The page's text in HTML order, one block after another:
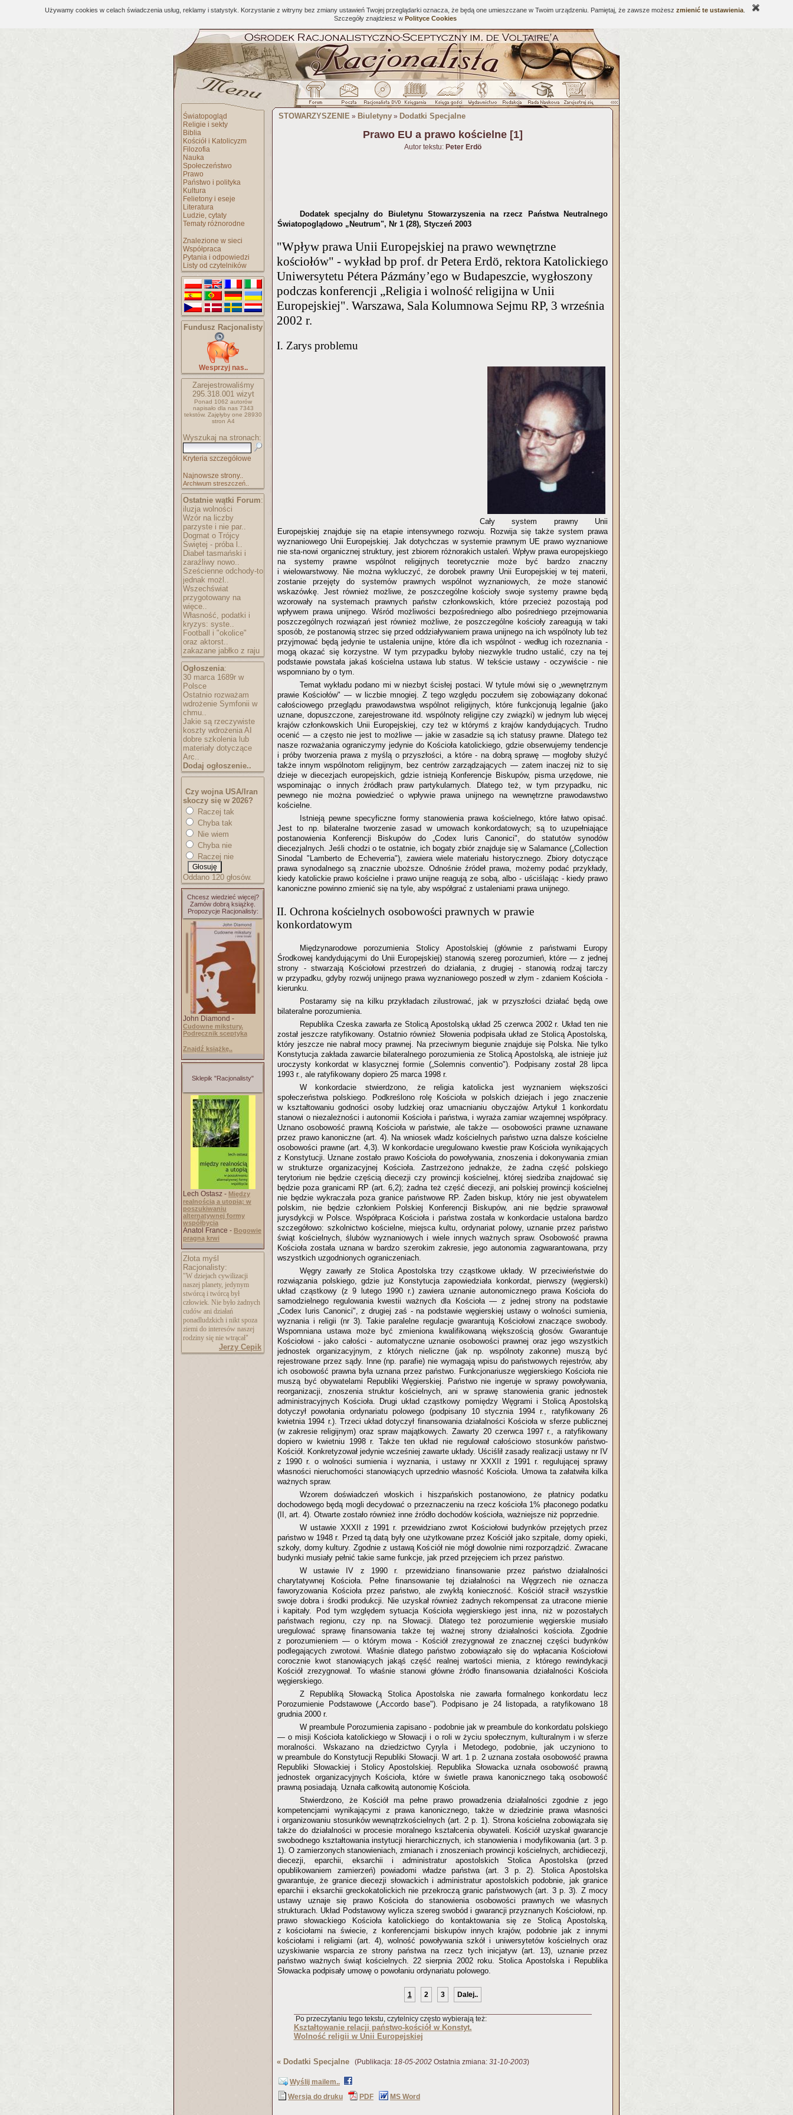
Używamy cookies w celach świadczenia usług, reklamy i statystyk. Korzystanie z witryny bez zmiany ustawień Twojej przeglądarki oznacza, że będą one umieszczane w Twoim urządzeniu. Pamiętaj, że zawsze możesz zmienić te ustawienia
Szczegóły znajdziesz w Polityce Cookies
Światopogląd
Religie i sekty
Biblia
Kościół i Katolicyzm
Filozofia
Nauka
Społeczeństwo
Prawo
Państwo i polityka
Kultura
Felietony i eseje
Literatura
Ludzie, cytaty
Tematy różnorodne
Znalezione w sieci
Współpraca
Pytania i odpowiedzi
Listy od czytelników
Fundusz Racjonalisty
Wesprzyj nas..
Zarejestrowaliśmy
295.318.001wizyt
Ponad 1062 autorów
napisało dla nas 7343
tekstów. Zajęłyby one 28930
stron A4
Wyszukaj na stronach:
Kryteria szczegółowe
Najnowsze strony..
Archiwum streszczeń..
Ostatnie wątki Forum:
iluzja wolności
Wzór na liczby
parzyste i nie par..
Dogmat o Trójcy
Świętej - próba l..
Diabeł tasmański i
zaraźliwy nowo..
Sześcienne odchody-to
jednak możl..
Wszechświat
przygotowany na
więce..
Własność, podatki i
kryzys: syste..
Football i "okolice"
oraz aktorst..
zakazane jabłko z raju
Ogłoszenia:
30 marca 1689r w
Polsce
Ostatnio rozważam
wdrożenie Symfonii w
chmu..
Jakie są rzeczywiste
koszty wdrożenia AI
dobre szkolenia lub
materiały dotyczące
Arc..
Dodaj ogłoszenie..
Czy wojna USA/Iran
skoczy się w 2026?
Raczej tak
Chyba tak
Nie wiem
Chyba nie
Raczej nie
Oddano 120 głosów.
Chcesz wiedzieć więcej?
Zamów dobrą książkę.
Propozycje Racjonalisty:
John Diamond -
Cudowne mikstury.
Podręcznik sceptyka
Znajdź książkę..
Sklepik "Racjonalisty"
Lech Ostasz - Między
realnością a utopią: w
poszukiwaniu
alternatywnej formy
współbycia
Anatol France - Bogowie
pragną krwi
Złota myśl
Racjonalisty:
"W dziejach cywilizacji
naszej planety, jedynym
stwórcą i twórcą był
człowiek. Nie było żadnych
cudów ani działań
ponadludzkich i nikt spoza
ziemi do interesów naszej
rodziny się nie wtrącał"
Jerzy Cepik
STOWARZYSZENIE » Biuletyny » Dodatki Specjalne
Prawo EU a prawo kościelne [1]
Autor tekstu: Peter Erdö
Dodatek specjalny do Biuletynu Stowarzyszenia na rzecz Państwa Neutralnego
Światopoglądowo „Neutrum", Nr 1 (28), Styczeń 2003
"Wpływ prawa Unii Europejskiej na prawo wewnętrzne
kościołów" - wykład bp prof. dr Petera Erdö, rektora Katolickiego
Uniwersytetu Pétera Pázmány’ego w Budapeszcie, wygłoszony
podczas konferencji „Religia i wolność religijna w Unii
Europejskiej". Warszawa, Sala Kolumnowa Sejmu RP, 3 września
2002 r.
I. Zarys problemu
Cały system prawny Unii
Europejskiej znajduje się na etapie intensywnego rozwoju. Rozwija się także system prawa
wyznaniowego Unii Europejskiej. Jak dotychczas w systemie prawnym UE prawo wyznaniowe
nie sta-nowi organicznej struktury, jest zbiorem różnorakich ustaleń. Wpływ prawa europejskiego
na systemy prawne wspólnot religijnych teoretycznie może być bardzo znaczny
i wielowarstwowy. Nie można wykluczyć, że dorobek prawny Unii Europejskiej w tej materii,
zostanie przejęty do systemów prawnych wspólnot wyznaniowych, że może stanowić
wskazówkę. Jest również możliwe, że poszczególne kościoły swoje systemy prawne będą
wzorowały na systemach prawnych państw członkowskich, które przecież pozostają pod
wpływem prawa unijnego. Wśród możliwości bezpośredniego albo pośredniego przejmowania
poszczególnych rozwiązań jest również możliwe, że poszczególne kościoły zareagują w taki
sposób, że postanowią strzec się przed oddziaływaniem prawa unijnego na ich wspólnoty lub też
przyjmować będą jedynie te ustalenia unijne, które dla ich wspólnot - według ich rozeznania -
mogą okazać się korzystne. W tym przypadku byłoby niezwykle trudno ustalić, czy na tej
podstawie powstała jakaś kościelna ustawa lub status. W tekście ustawy - oczywiście - nie
wspomniano by o tym.
Temat wykładu podano mi w niezbyt ścisłej postaci. W tytule mówi się o „wewnętrznym
prawie Kościołów" — w liczbie mnogiej. Z tego względu poczułem się zobowiązany dokonać
całościowego przeglądu prawodawstwa wspólnot religijnych, które funkcjonują legalnie (jako
uznane, dopuszczone, zarejestrowane itd. wspólnoty religijne czy związki) w jednym lub więcej
krajów członkowskich Unii Europejskiej, czy też w którymś z krajów kandydujących. Trudno
ocenić — a często nie jest to możliwe — jakie w zasadzie są ich statusy prawne. Dlatego też
nasze rozważania ograniczymy jedynie do Kościoła katolickiego, gdzie obserwujemy tendencje
i próby tworzenia prawa z myślą o przyszłości, a które - na dobrą sprawę — mogłoby służyć
także innym wspólnotom religijnym, bez centrów zarządzających — zatem inaczej niż to się
dzieje w diecezjach europejskich, gdzie istnieją Konferencje Biskupów, pisma urzędowe, nie
wspominając o innych źródłach praw partykularnych. Dlatego też, w tym przypadku, nic
pewnego nie można powiedzieć o wpływie prawa unijnego na wewnętrzne prawodawstwo
kościelne.
Istnieją pewne specyficzne formy stanowienia prawa kościelnego, które łatwo opisać.
Jest to np. bilateralne tworzenie zasad w umowach konkordatowych; są to uzupełniające
postanowienia Konferencji Biskupów do „Codex Iuris Canonici", do statutów synodów
diecezjalnych. Jeśli chodzi o te ostatnie, ich bogaty zbiór znajduje się w Salamance („Collection
Sinodal "Lamberto de Echeverria"), zawiera wiele materiału historycznego. Zbiory dotyczące
prawa synodalnego są znacznie uboższe. Odnośnie źródeł prawa, możemy podać przykłady,
kiedy katolickie prawo kościelne i prawo unijne reagują ze sobą, albo - uściślając - kiedy prawo
kanoniczne powinno zmienić się na tyle, aby współgrać z ustaleniami prawa unijnego.
II. Ochrona kościelnych osobowości prawnych w prawie
konkordatowym
Międzynarodowe porozumienia Stolicy Apostolskiej (głównie z państwami Europy
Środkowej kandydującymi do Unii Europejskiej) stanowią szereg porozumień, które — z jednej
strony - stwarzają Kościołowi przestrzeń do działania, z drugiej - stanowią rodzaj tarczy
w przypadku, gdyby rozwój unijnego prawa wyznaniowego poszedł w złym - zdaniem Kościoła -
kierunku.
Postaramy się na kilku przykładach zilustrować, jak w przyszłości działać będą owe
bilateralne porozumienia.
Republika Czeska zawarła ze Stolicą Apostolską układ 25 czerwca 2002 r. Układ ten nie
został jeszcze ratyfikowany. Ostatnio również Słowenia podpisała układ ze Stolicą Apostolską,
który jeszcze nie nabrał mocy prawnej. Na przeciwnym biegunie znajduje się Polska. Nie tylko
Konstytucja zakłada zawarcie bilateralnego porozumienia ze Stolicą Apostolską, ale istnieje już
uroczysty konkordat w klasycznej formie („Solemnis conventio"). Podpisany został 28 lipca
1993 r., ale ratyfikowany dopiero 25 marca 1998 r.
W konkordacie stwierdzono, że religia katolicka jest wyznaniem większości
społeczeństwa polskiego. Podkreślono rolę Kościoła w polskich dziejach i jego znaczenie
w kształtowaniu godności osoby ludzkiej oraz umacnianiu obyczajów. Artykuł 1 konkordatu
stanowi o niezależności i autonomii Kościoła i państwa, i wyraża zamiar wzajemnej współpracy.
Uznano osobowość prawną Kościoła w państwie, ale także — osobowości prawne uznawane
przez prawo kanoniczne (art. 4). Na wniosek władz kościelnych państwo uzna dalsze kościelne
osobowości prawne (art. 4,3). W konkordacie uregulowano kwestie praw Kościoła wynikających
z Konstytucji. Uznane zostało prawo Kościoła do powoływania, znoszenia i dokonywania zmian
w strukturze organizacyjnej Kościoła. Zastrzeżono jednakże, że żadna część polskiego
terytorium nie będzie częścią diecezji czy prowincji kościelnej, której siedziba znajdować się
będzie poza granicami RP (art. 6,2); żadna też część diecezji, ani polskiej prowincji kościelnej
nie będzie wykraczała poza granice państwowe RP. Żaden biskup, który nie jest obywatelem
polskim, nie będzie członkiem Polskiej Konferencji Biskupów, ani nie będzie sprawował
jurysdykcji w Polsce. Współpraca Kościoła i państwa została w konkordacie ustalona bardzo
szczegółowo: szkolnictwo kościelne, miejsca kultu, ordynariat polowy, uznanie przez państwo
świąt kościelnych, ślubów wyznaniowych i wiele innych ważnych spraw. Osobowość prawna
Kościoła została uznana w bardzo szerokim zakresie, jego autonomia zagwarantowana, przy
wszystkich uzgodnionych ograniczeniach.
Węgry zawarły ze Stolica Apostolska trzy cząstkowe układy. W przeciwieństwie do
rozwiązania polskiego, gdzie już Konstytucja zapowiedziała konkordat, pierwszy (węgierski)
układ cząstkowy (z 9 lutego 1990 r.) zawiera uznanie autonomicznego prawa Kościoła do
samodzielnego regulowania kwestii ważnych dla Kościoła — z jednej strony na podstawie
„Codex Iuris Canonici", z drugiej zaś - na podstawie węgierskiej ustawy o wolności sumienia,
wyznania i religii (nr 3). Takie paralelne regulacje gwarantują Kościołowi znaczące swobody.
Wspomniana ustawa może być zmieniona kwalifikowaną większością głosów. Gwarantuje
Kościołowi - jako całości - automatyczne uznanie osobowości prawnej oraz jego wszystkich
jednostek organizacyjnym, z których nieliczne (jak np. wspólnoty zakonne) muszą być
rejestrowane przez sądy. Inne (np. parafie) nie wymagają wpisu do państwowych rejestrów, aby
ich osobowość prawna była uznana przez państwo. Funkcjonariusze węgierskiego Kościoła nie
muszą być obywatelami Republiki Węgierskiej. Państwo nie ingeruje w sprawy powoływania,
reorganizacji, znoszenia struktur kościelnych, ani w sprawę stanowienia granic jednostek
administracyjnych Kościoła. Drugi układ cząstkowy pomiędzy Węgrami i Stolicą Apostolską
dotyczył powołania ordynariatu polowego (podpisany 10 stycznia 1994 r., ratyfikowany 26
kwietnia 1994 r.). Trzeci układ dotyczył finansowania działalności Kościoła w sferze publicznej
(w zakresie religijnym) oraz spraw majątkowych. Zawarty 20 czerwca 1997 r., a ratyfikowany
dopiero w kwietniu 1998 r. Także ten układ nie regulował całościowo stosunków państwo-
Kościół. Konkretyzował jedynie wcześniej zawarte układy. Uściślił zasady realizacji ustawy nr IV
z 1990 r. o wolności sumienia i wyznania, i ustawy nr XXXII z 1991 r. regulującej sprawy
własności nieruchomości stanowiących uprzednio własność Kościoła. Umowa ta załatwiła kilka
ważnych spraw.
Wzorem doświadczeń włoskich i hiszpańskich postanowiono, że płatnicy podatku
dochodowego będą mogli decydować o przeznaczeniu na rzecz kościoła 1% płaconego podatku
(II, art. 4). Otwarte zostało również inne źródło dochodów kościoła, ważniejsze niż poprzednie.
W ustawie XXXII z 1991 r. przewidziano zwrot Kościołowi budynków przejętych przez
państwo w 1948 r. Przed tą datą były one użytkowane przez Kościół jako szpitale, domy opieki,
szkoły, domy kultury. Zgodnie z ustawą Kościół nie mógł dowolnie nimi rozporządzić. Zwracane
budynki musiały pełnić takie same funkcje, jak przed przejęciem ich przez państwo.
W ustawie IV z 1990 r. przewidziano finansowanie przez państwo działalności
charytatywnej Kościoła. Pełne finansowanie tej działalności na Węgrzech nie oznacza
faworyzowania Kościoła przez państwo, ale zwykłą konieczność. Kościół stracił wszystkie
swoje dobra i środki produkcji. Nie uzyskał również żadnych rekompensat za utracone mienie
i kapitały. Pod tym względem sytuacja Kościoła węgierskiego jest inna, niż w pozostałych
państwach regionu, czy np. na Słowacji. Dlatego też porozumienie węgierskie musiało
uregulować sprawę finansowania także tej ważnej strony działalności kościoła. Zgodnie
z porozumieniem — o którym mowa - Kościół zrezygnował ze znacznej części budynków
podlegających zwrotowi. Właśnie dlatego państwo zobowiązało się do wpłacania Kościołowi
corocznie kwot stanowiących jakąś część realnej wartości mienia, z którego rewindykacji
Kościół zrezygnował. To właśnie stanowi główne źródło finansowania działalności Kościoła
węgierskiego.
Z Republiką Słowacką Stolica Apostolska nie zawarła formalnego konkordatu lecz
Porozumienie Podstawowe („Accordo base"). Podpisano je 24 listopada, a ratyfikowano 18
grudnia 2000 r.
W preambule Porozumienia zapisano - podobnie jak w preambule do konkordatu polskiego
— o misji Kościoła katolickiego w Słowacji i o roli w życiu społecznym, kulturalnym i w sferze
moralności. Wskazano na dziedzictwo Cyryla i Metodego, podobnie, jak uczyniono to
w preambule do Konstytucji Republiki Słowacji. W art. 1 p. 2 uznana została osobowość prawna
Republiki Słowackiej i Stolicy Apostolskiej. Republika Słowacka uznała osobowość prawną
jednostek organizacyjnych Kościoła, które w świetle prawa kanonicznego taką osobowość
prawną posiadają. Uznała całkowitą autonomię Kościoła.
Stwierdzono, że Kościół ma pełne prawo prowadzenia działalności zgodnie z jego
kompetencjami wynikającymi z prawa kanonicznego, także w dziedzinie prawa własności
i organizowaniu stosunków wewnątrzkościelnych (art. 2 p. 1). Strona kościelna zobowiązała się
także do działalności w procesie moralnego kształcenia obywateli. Kościół uzyskał gwarancje
swobodnego kształtowania instytucji hierarchicznych, ich stanowienia i modyfikowania (art. 3 p.
1). O zamierzonych stanowieniach, zmianach i znoszeniach prowincji kościelnych, archidiecezji,
diecezji, eparchii, eksarchii i administratur apostolskich Stolica Apostolska (przed
opublikowaniem zamierzeń) powiadomi władze państwa (art. 3 p. 2). Stolica Apostolska
gwarantuje, że granice diecezji słowackich i administratur apostolskich podobnie, jak granice
eparchii i eksarchii greckokatolickich nie przekroczą granic państwowych (art. 3 p. 3). Z mocy
ustawy uznaje się prawo Kościoła do stanowienia osobowości prawnych we własnych
strukturach. Układ Podstawowy wylicza szereg swobód i gwarancji przyznanych Kościołowi, np.
prawo słowackiego Kościoła katolickiego do kontaktowania się ze Stolicą Apostolską,
z kościołami na świecie, z konferencjami biskupów innych krajów, podobnie jak z innymi
kościołami i religiami (art. 4), wolność powoływania szkół i uniwersytetów kościelnych oraz
uzyskiwanie wsparcia ze strony państwa na rzecz tych inicjatyw (art. 13), uznanie przez
państwo ważnych świąt kościelnych. 22 sierpnia 2002 roku. Stolica Apostolska i Republika
Słowacka podpisały umowę o powołaniu ordynariatu polowego.
1 2 3 Dalej..
Po przeczytaniu tego tekstu, czytelnicy często wybierają też:
Kształtowanie relacji państwo-kościół w Konstyt.
Wolność religii w Unii Europejskiej
« Dodatki Specjalne (Publikacja: 18-05-2002 Ostatnia zmiana: 31-10-2003)
Wyślij mailem..
Wersja do druku
PDF MS Word